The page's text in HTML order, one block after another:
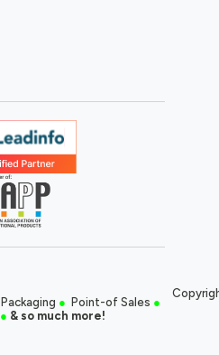
Packaging ● Point-of Sales ●
● & so much more!